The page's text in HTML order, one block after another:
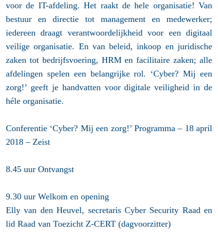
voor de IT-afdeling. Het raakt de hele organisatie! Van
bestuur en directie tot management en medewerker;
iedereen draagt verantwoordelijkheid voor een digitaal
veilige organisatie. En van beleid, inkoop en juridische
zaken tot bedrijfsvoering, HRM en facilitaire zaken; alle
afdelingen spelen een belangrijke rol. ‘Cyber? Mij een
zorg!’ geeft je handvatten voor digitale veiligheid in de
héle organisatie.
Conferentie ‘Cyber? Mij een zorg!’ Programma – 18 april
2018 – Zeist
8.45 uur Ontvangst
9.30 uur Welkom en opening
Elly van den Heuvel, secretaris Cyber Security Raad en
lid Raad van Toezicht Z-CERT (dagvoorzitter)